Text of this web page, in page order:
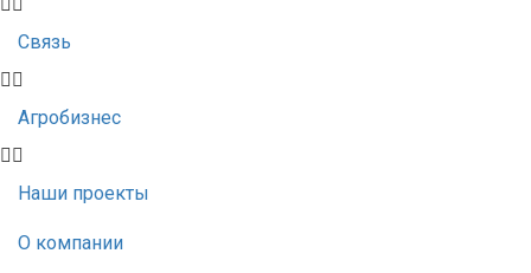
Связь
Агробизнес
Наши проекты
О компании